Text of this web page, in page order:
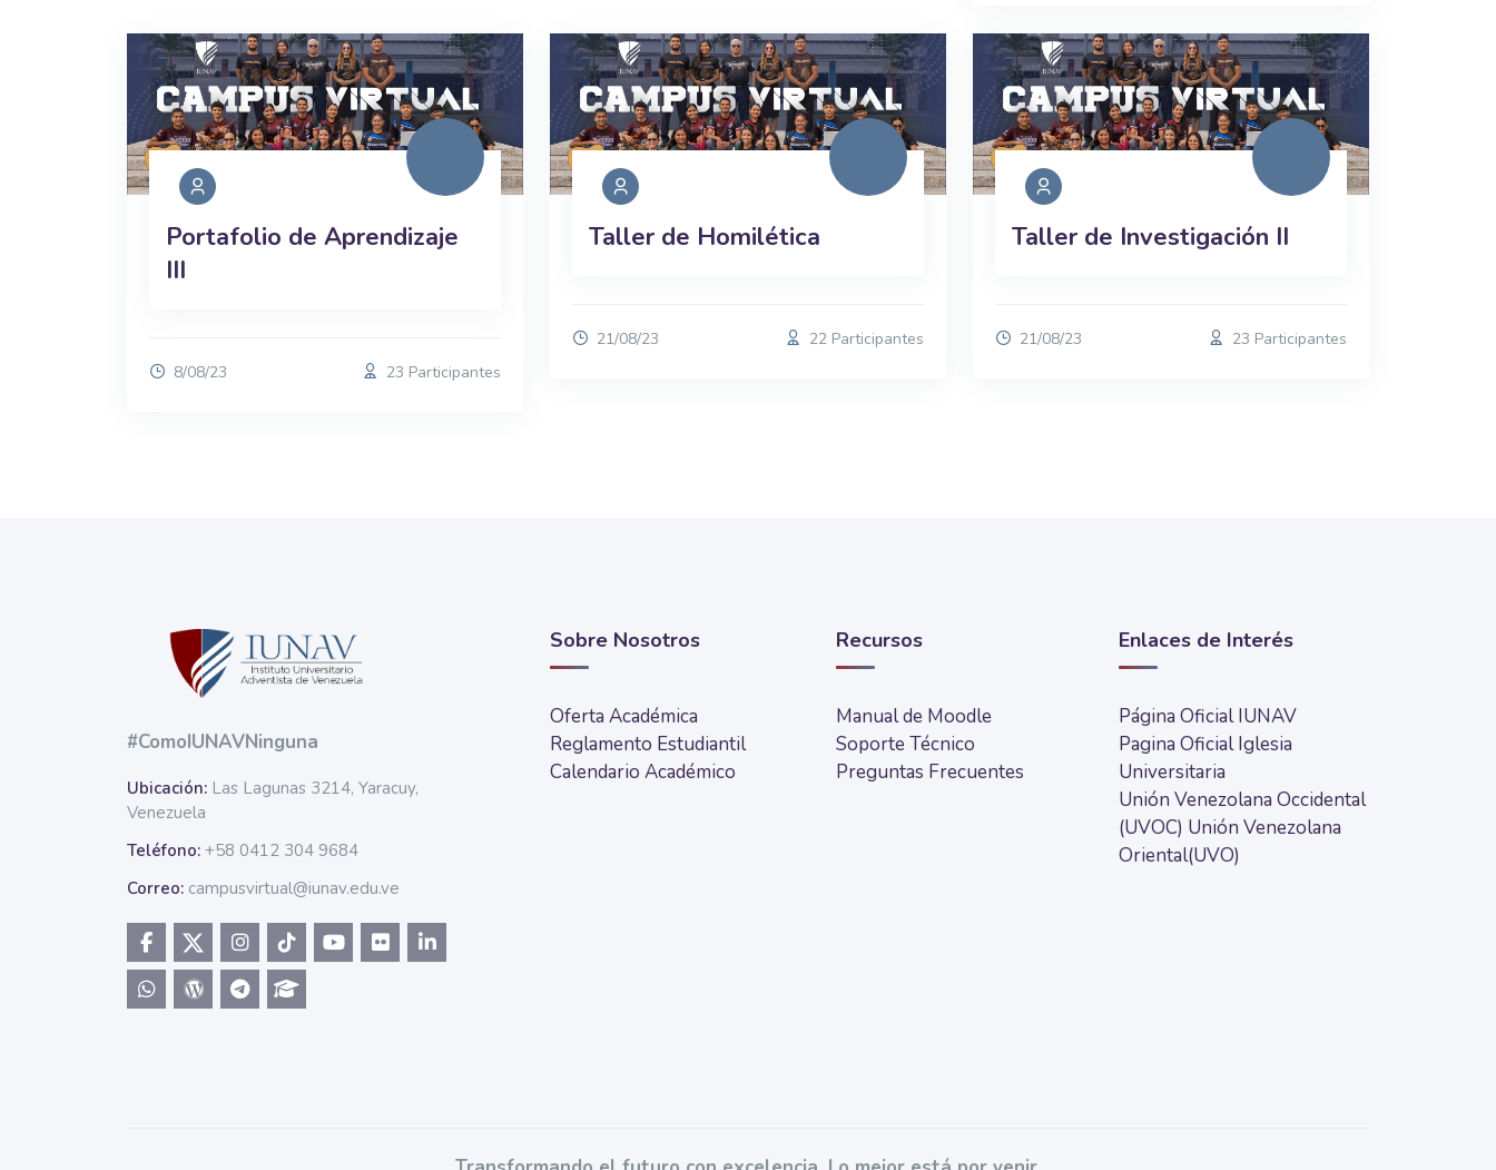
Portafolio de Aprendizaje
III
8/08/23 23 Participantes
Taller de Homilética
21/08/23 22 Participantes
Taller de Investigación II
21/08/23 23 Participantes
#ComoIUNAVNinguna
Ubicación: Las Lagunas 3214, Yaracuy,
Venezuela
Teléfono: +58 0412 304 9684
Correo: campusvirtual@iunav.edu.ve
Sobre Nosotros
Oferta Académica
Reglamento Estudiantil
Calendario Académico
Recursos
Manual de Moodle
Soporte Técnico
Preguntas Frecuentes
Enlaces de Interés
Página Oficial IUNAV
Pagina Oficial Iglesia
Universitaria
Unión Venezolana Occidental
(UVOC) Unión Venezolana
Oriental(UVO)